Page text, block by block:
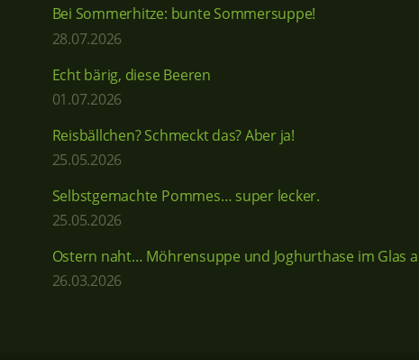
Bei Sommerhitze: bunte Sommersuppe!
28.07.2026
Echt bärig, diese Beeren
01.07.2026
Reisbällchen? Schmeckt das? Aber ja!
25.05.2026
Selbstgemachte Pommes… super lecker.
25.05.2026
Ostern naht… Möhrensuppe und Joghurthase im Glas
26.03.2026